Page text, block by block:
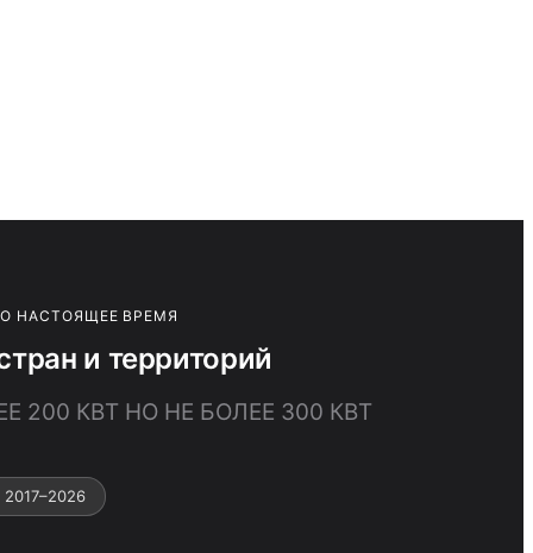
НАСТОЯЩЕЕ ВРЕМЯ
и территорий
200 КВТ НО НЕ БОЛЕЕ 300 КВТ